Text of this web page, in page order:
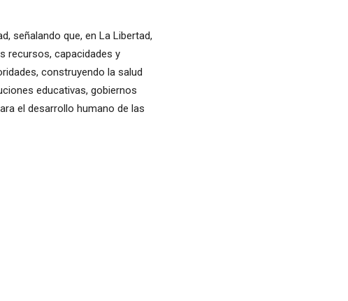
señalando que, en La Libertad,
recursos, capacidades y
construyendo la salud
educativas, gobiernos
el desarrollo humano de las